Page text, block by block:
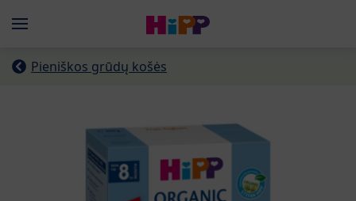
Menü
Pieniškos grūdų košės